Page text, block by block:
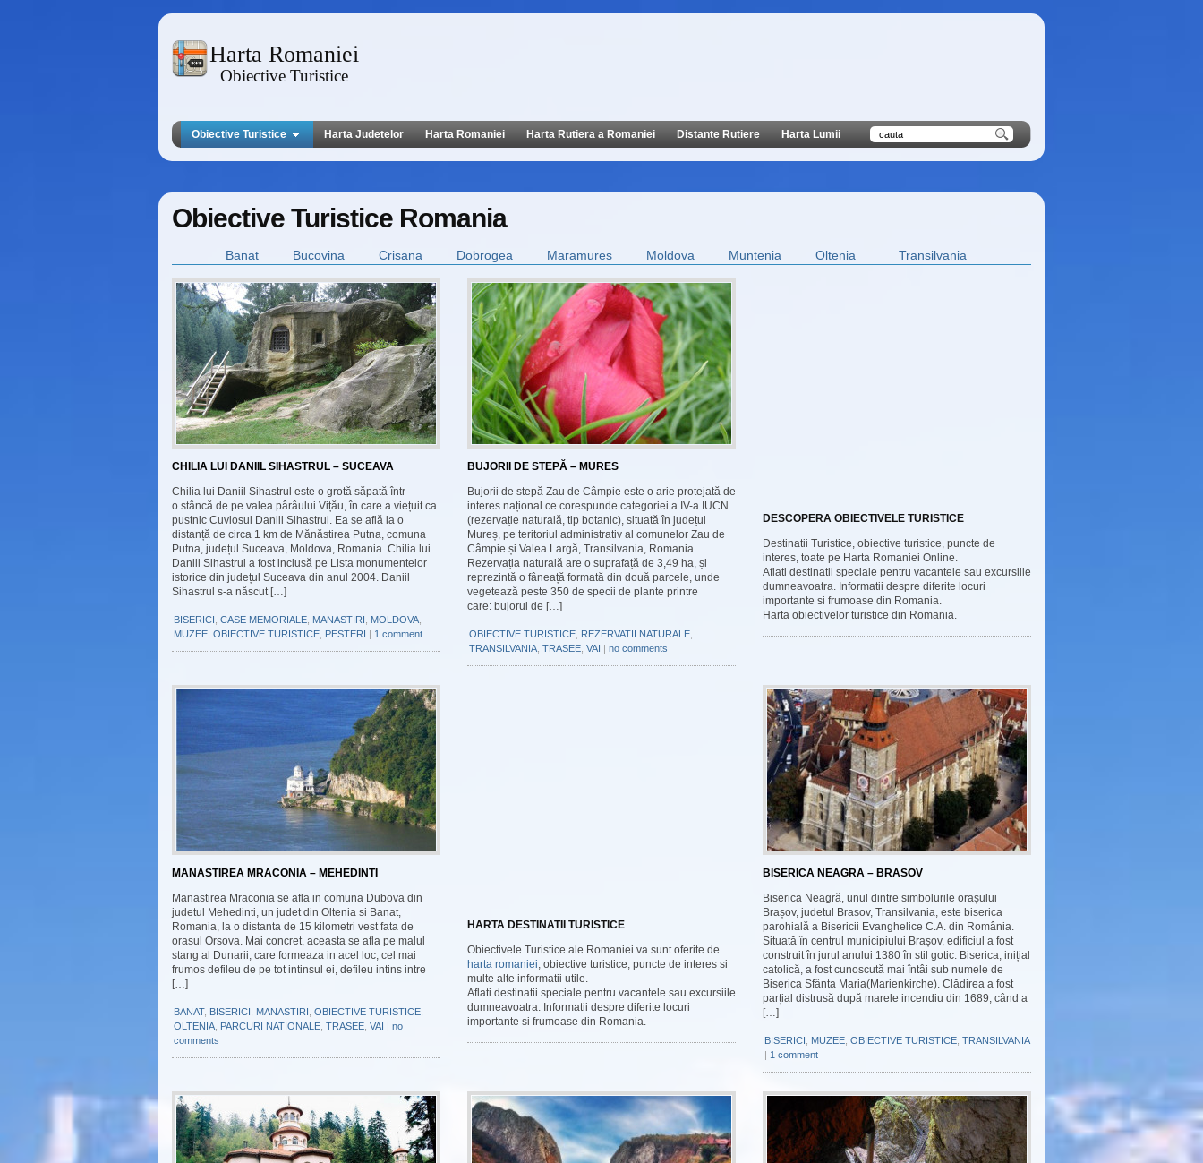
Harta Romaniei
Obiective Turistice
Obiective Turistice Harta Judetelor Harta Romaniei Harta Rutiera a Romaniei Distante Rutiere Harta Lumii
Obiective Turistice Romania
Banat Bucovina Crisana Dobrogea Maramures Moldova Muntenia Oltenia Transilvania
CHILIA LUI DANIIL SIHASTRUL – SUCEAVA
Chilia lui Daniil Sihastrul este o grotă săpată într-
o stâncă de pe valea pârâului Vițău, în care a viețuit ca
pustnic Cuviosul Daniil Sihastrul. Ea se află la o
distanță de circa 1 km de Mănăstirea Putna, comuna
Putna, județul Suceava, Moldova, Romania. Chilia lui
Daniil Sihastrul a fost inclusă pe Lista monumentelor
istorice din județul Suceava din anul 2004. Daniil
Sihastrul s-a născut […]
BISERICI CASE MEMORIALE MANASTIRI MOLDOVA
MUZEE OBIECTIVE TURISTICE PESTERI | 1 comment
BUJORII DE STEPĂ – MURES
Bujorii de stepă Zau de Câmpie este o arie protejată de
interes național ce corespunde categoriei a IV-a IUCN
(rezervație naturală, tip botanic), situată în județul
Mureș, pe teritoriul administrativ al comunelor Zau de
Câmpie și Valea Largă, Transilvania, Romania.
Rezervația naturală are o suprafață de 3,49 ha, și
reprezintă o fâneață formată din două parcele, unde
vegetează peste 350 de specii de plante printre
care: bujorul de […]
OBIECTIVE TURISTICE REZERVATII NATURALE
TRANSILVANIA TRASEE VAI | no comments
DESCOPERA OBIECTIVELE TURISTICE
Destinatii Turistice, obiective turistice, puncte de
interes, toate pe Harta Romaniei Online.
Aflati destinatii speciale pentru vacantele sau excursiile
dumneavoatra. Informatii despre diferite locuri
importante si frumoase din Romania.
Harta obiectivelor turistice din Romania.
MANASTIREA MRACONIA – MEHEDINTI
Manastirea Mraconia se afla in comuna Dubova din
judetul Mehedinti, un judet din Oltenia si Banat,
Romania, la o distanta de 15 kilometri vest fata de
orasul Orsova. Mai concret, aceasta se afla pe malul
stang al Dunarii, care formeaza in acel loc, cel mai
frumos defileu de pe tot intinsul ei, defileu intins intre
[…]
BANAT, BISERICI MANASTIRI OBIECTIVE TURISTICE
OLTENIA PARCURI NATIONALE TRASEE VAI | no
comments
HARTA DESTINATII TURISTICE
Obiectivele Turistice ale Romaniei va sunt oferite de
harta romaniei, obiective turistice, puncte de interes si
multe alte informatii utile.
Aflati destinatii speciale pentru vacantele sau excursiile
dumneavoatra. Informatii despre diferite locuri
importante si frumoase din Romania.
BISERICA NEAGRA – BRASOV
Biserica Neagră, unul dintre simbolurile orașului
Brașov, judetul Brasov, Transilvania, este biserica
parohială a Bisericii Evanghelice C.A. din România.
Situată în centrul municipiului Brașov, edificiul a fost
construit în jurul anului 1380 în stil gotic. Biserica, inițial
catolică, a fost cunoscută mai întâi sub numele de
Biserica Sfânta Maria(Marienkirche). Clădirea a fost
parțial distrusă după marele incendiu din 1689, când a
[…]
BISERICI MUZEE OBIECTIVE TURISTICE TRANSILVANIA
| 1 comment